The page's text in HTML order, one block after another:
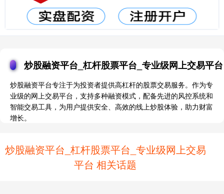
炒股融资平台_杠杆股票平台_专业级网上交易平台
炒股融资平台专注于为投资者提供高杠杆的股票交易服务。作为专
业级的网上交易平台，支持多种融资模式，配备先进的风控系统和
智能交易工具，为用户提供安全、高效的线上炒股体验，助力财富
增长。
炒股融资平台_杠杆股票平台_专业级网上交易
平台 相关话题